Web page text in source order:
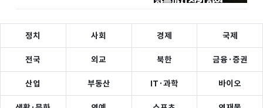
정치 사회 경제 국제
전국 외교 북한 금융·증권
산업 부동산 IT·과학 바이오